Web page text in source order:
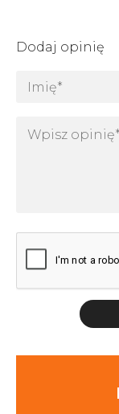
Dodaj opinię